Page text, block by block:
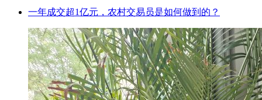
一年成交超1亿元，农村交易员是如何做到的？